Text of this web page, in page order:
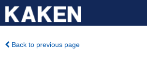
Back to previous page